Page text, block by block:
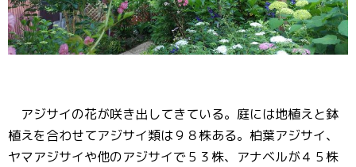
アジサイの花が咲き出してきている。庭には地植えと鉢
植えを合わせてアジサイ類は９８株ある。柏葉アジサイ、
ヤマアジサイや他のアジサイで５３株、アナベルが４５株